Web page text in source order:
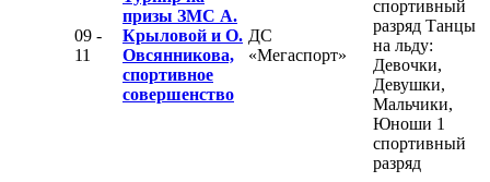
09 -
11
призы ЗМС А.
Крыловой и О.
Овсянникова,
спортивное
совершенство
ДС
«Мегаспорт»
спортивный
разряд Танцы
на льду:
Девочки,
Девушки,
Мальчики,
Юноши 1
спортивный
разряд